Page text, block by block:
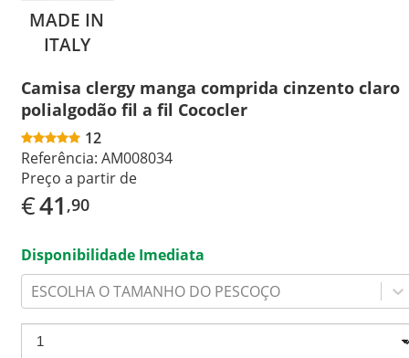
MADE IN
ITALY
Camisa clergy manga comprida cinzento claro
polialgodão fil a fil Cococler
12
Referência: AM008034
Preço a partir de
€41 ,90
Disponibilidade Imediata
ESCOLHA O TAMANHO DO PESCOÇO